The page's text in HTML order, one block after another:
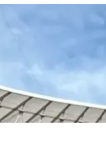
stadionoplevelse Spansk
og teknisk finesse –…